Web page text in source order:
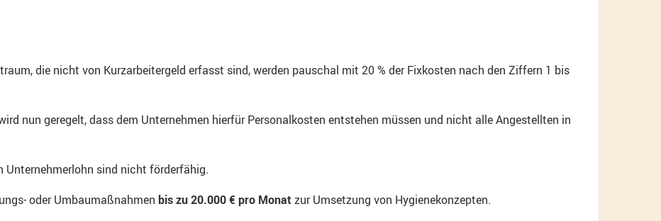
die nicht von Kurzarbeitergeld erfasst sind, werden pauschal mit 20 % der Fixkosten nach den Ziffern 1 bis
nun geregelt, dass dem Unternehmen hierfür Personalkosten entstehen müssen und nicht alle Angestellten in
Unternehmerlohn sind nicht förderfähig.
oder Umbaumaßnahmen bis zu 20.000 € pro Monat zur Umsetzung von Hygienekonzepten.